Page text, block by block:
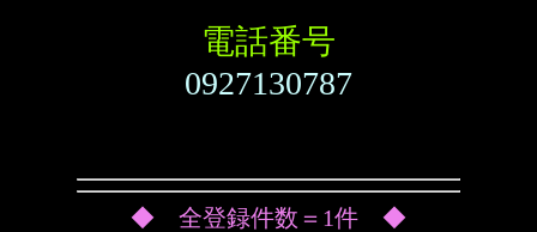
電話番号
0927130787
◆ 全登録件数＝1件 ◆